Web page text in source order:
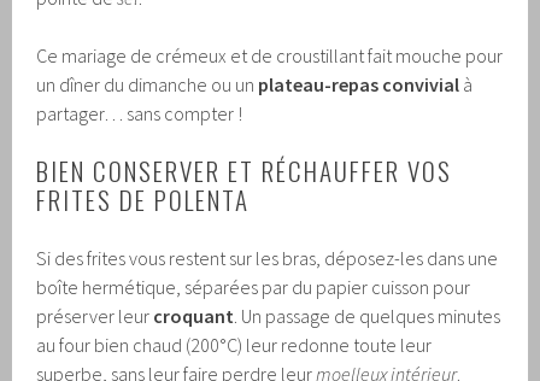
Ce mariage de crémeux et de croustillant fait mouche pour
un dîner du dimanche ou un plateau-repas convivial à
partager… sans compter !
BIEN CONSERVER ET RÉCHAUFFER VOS
FRITES DE POLENTA
Si des frites vous restent sur les bras, déposez-les dans une
boîte hermétique, séparées par du papier cuisson pour
préserver leur croquant . Un passage de quelques minutes
au four bien chaud (200°C) leur redonne toute leur
superbe, sans leur faire perdre leur moelleux intérieur.